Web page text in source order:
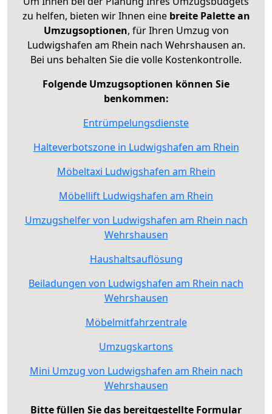
zu helfen, bieten wir Ihnen eine breite Palette an
Umzugsoptionen, für Ihren Umzug von
Ludwigshafen am Rhein nach Wehrshausen an.
Bei uns behalten Sie die volle Kostenkontrolle.
Folgende Umzugsoptionen können Sie
benkommen:
Entrümpelungsdienste
Halteverbotszone in Ludwigshafen am Rhein
Möbeltaxi Ludwigshafen am Rhein
Möbellift Ludwigshafen am Rhein
Umzugshelfer von Ludwigshafen am Rhein nach
Wehrshausen
Haushaltsauflösung
Beiladungen von Ludwigshafen am Rhein nach
Wehrshausen
Möbelmitfahrzentrale
Umzugskartons
Mini Umzug von Ludwigshafen am Rhein nach
Wehrshausen
Bitte füllen Sie das bereitgestellte Formular